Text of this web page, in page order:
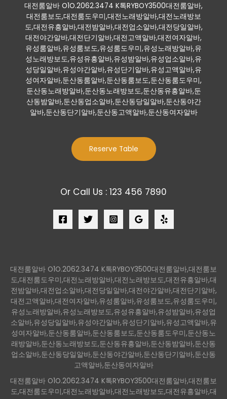
대전룸알바 O1O.2062.3474 K톡RYBOY3500대전룸알바,
대전룸보도,대전룸도우미,대전노래방알바,대전노래방보
도,대전유흥알바,대전밤알바,대전업소알바,대전당일알바,
대전야간알바,대전단기알바,대전고액알바,대전여자알바,
유성룸알바,유성룸보도,유성룸도우미,유성노래방알바,유
성노래방보도,유성유흥알바,유성밤알바,유성업소알바,유
성당일알바,유성야간알바,유성단기알바,유성고액알바,유
성여자알바,둔산동룸알바,둔산동룸보도,둔산동룸도우미,
둔산동노래방알바,둔산동노래방보도,둔산동유흥알바,둔
산동밤알바,둔산동업소알바,둔산동당일알바,둔산동야간
알바,둔산동단기알바,둔산동고액알바,둔산동여자알바
Reserve Table
Or Call Us : 123 456 7890
대전룸알바 O1O.2062.3474 K톡RYBOY3500대전룸알바,대전룸보
도,대전룸도우미,대전노래방알바,대전노래방보도,대전유흥알바,대
전밤알바,대전업소알바,대전당일알바,대전야간알바,대전단기알바,
대전고액알바,대전여자알바,유성룸알바,유성룸보도,유성룸도우미,
유성노래방알바,유성노래방보도,유성유흥알바,유성밤알바,유성업
소알바,유성당일알바,유성야간알바,유성단기알바,유성고액알바,유
성여자알바,둔산동룸알바,둔산동룸보도,둔산동룸도우미,둔산동노
래방알바,둔산동노래방보도,둔산동유흥알바,둔산동밤알바,둔산동
업소알바,둔산동당일알바,둔산동야간알바,둔산동단기알바,둔산동
고액알바,둔산동여자알바
대전룸알바 O1O.2062.3474 K톡RYBOY3500대전룸알바,대전룸보
도,대전룸도우미,대전노래방알바,대전노래방보도,대전유흥알바,대